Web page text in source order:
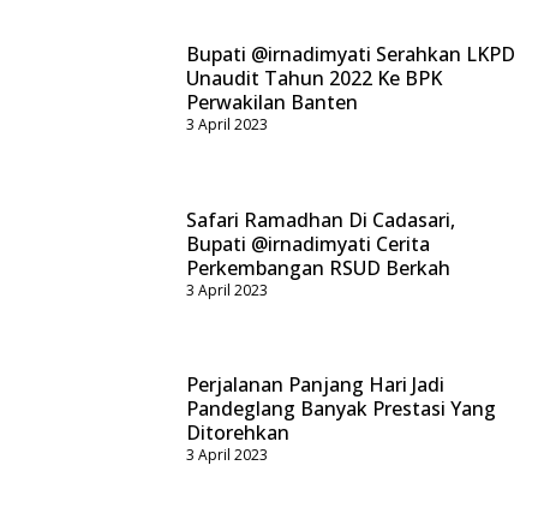
Bupati @irnadimyati Serahkan LKPD
Unaudit Tahun 2022 Ke BPK
Perwakilan Banten
3 April 2023
Safari Ramadhan Di Cadasari,
Bupati @irnadimyati Cerita
Perkembangan RSUD Berkah
3 April 2023
Perjalanan Panjang Hari Jadi
Pandeglang Banyak Prestasi Yang
Ditorehkan
3 April 2023